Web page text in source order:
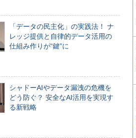
「データの民主化」の実践法！ ナ
レッジ提供と自律的データ活用の
仕組み作りが“鍵”に
シャドーAIやデータ漏洩の危機を
どう防ぐ？ 安全なAI活用を実現す
る新戦略